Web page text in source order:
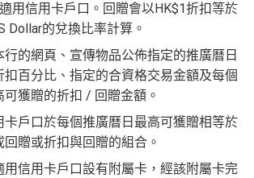
用信用卡戶口。回贈會以HK$1折扣等於
Dollar的兌換比率計算。
的網頁、宣傳物品公佈指定的推廣曆日
扣百分比、指定的合資格交易金額及每個
獲贈的折扣 / 回贈金額。
卡戶口於每個推廣曆日最高可獲贈相等於
回贈或折扣與回贈的組合。
用信用卡戶口設有附屬卡，經該附屬卡完